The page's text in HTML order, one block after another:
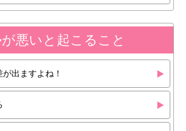
悪いと起こること
出ますよね！